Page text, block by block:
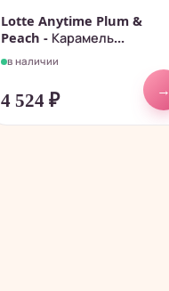
Lotte Anytime Plum &
Peach - Карамель...
в наличии
4 524 ₽
→